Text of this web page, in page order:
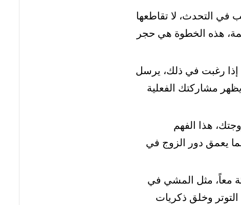
في التحدث، لا تقاطعها
هذه الخطوة هي حجر
إذا رغبت في ذلك، يرسل
مشاركتك الفعلية
هذا الفهم
يعمق دور الزوج في
معاً، مثل المشي في
وخلق ذكريات